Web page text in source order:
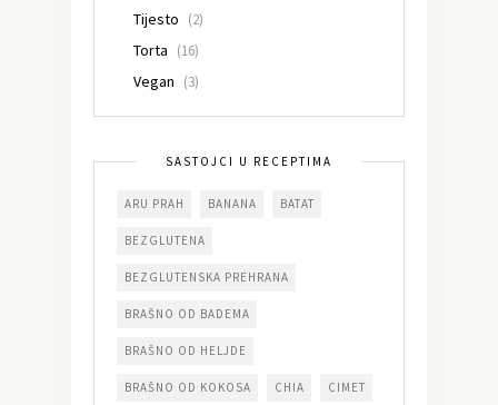
Tijesto (2)
Torta (16)
Vegan (3)
SASTOJCI U RECEPTIMA
ARU PRAH BANANA BATAT
BEZGLUTENA
BEZGLUTENSKA PREHRANA
BRAŠNO OD BADEMA
BRAŠNO OD HELJDE
BRAŠNO OD KOKOSA CHIA CIMET